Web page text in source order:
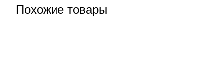
Похожие товары